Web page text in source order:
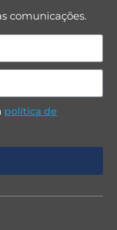
comunicações.
política de